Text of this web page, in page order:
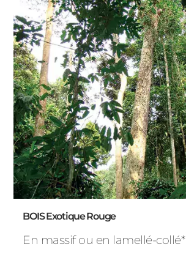
BOIS Exotique Rouge
En massif ou en lamellé-collé*